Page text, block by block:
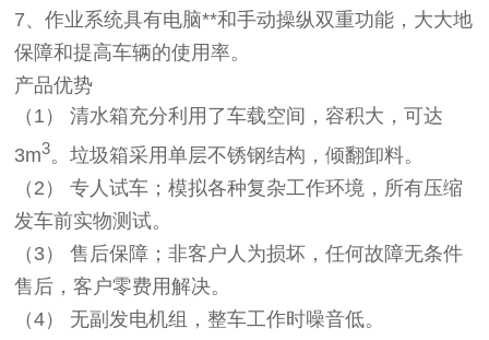
7、作业系统具有电脑**和手动操纵双重功能，大大地
保障和提高车辆的使用率。
产品优势
（1）清水箱充分利用了车载空间，容积大，可达
3m3。垃圾箱采用单层不锈钢结构，倾翻卸料。
（2）专人试车；模拟各种复杂工作环境，所有压缩
发车前实物测试。
（3）售后保障；非客户人为损坏，任何故障无条件
售后，客户零费用解决。
（4） 无副发电机组，整车工作时噪音低。